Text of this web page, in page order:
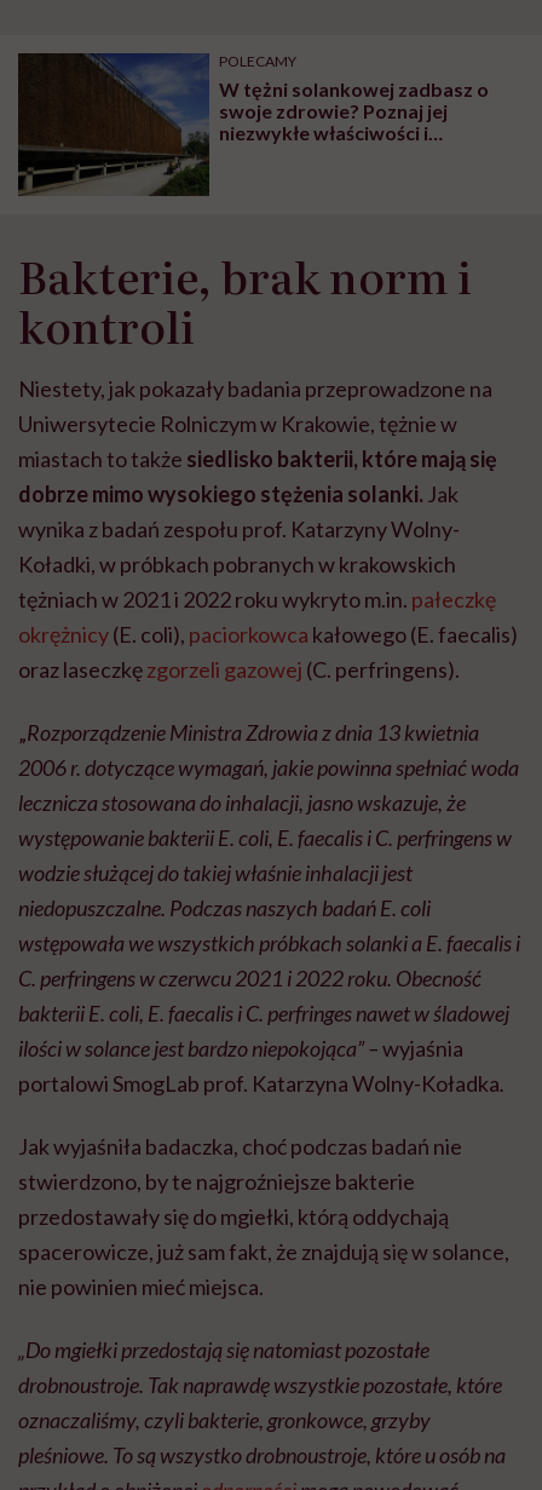
POLECAMY
W tężni solankowej zadbasz o
swoje zdrowie? Poznaj jej
niezwykłe właściwości i
Bakterie, brak norm i
kontroli
Niestety, jak pokazały badania przeprowadzone na
Uniwersytecie Rolniczym w Krakowie, tężnie w
miastach to także siedlisko bakterii, które mają się
dobrze mimo wysokiego stężenia solanki. Jak
wynika z badań zespołu prof. Katarzyny Wolny-
Koładki, w próbkach pobranych w krakowskich
tężniach w 2021 i 2022 roku wykryto m.in. pałeczkę
okrężnicy(E. coli), paciorkowca kałowego (E. faecalis)
oraz laseczkęzgorzeli gazowej (C. perfringens).
„Rozporządzenie Ministra Zdrowia z dnia 13 kwietnia
2006 r. dotyczące wymagań, jakie powinna spełniać woda
lecznicza stosowana do inhalacji, jasno wskazuje, że
występowanie bakterii E. coli, E. faecalis i C. perfringens w
wodzie służącej do takiej właśnie inhalacji jest
niedopuszczalne. Podczas naszych badań E. coli
wstępowała we wszystkich próbkach solanki a E. faecalis i
C. perfringens w czerwcu 2021 i 2022 roku. Obecność
bakterii E. coli, E. faecalis i C. perfringes nawet w śladowej
ilości w solance jest bardzo niepokojąca” –wyjaśnia
portalowi SmogLab prof. Katarzyna Wolny-Koładka.
Jak wyjaśniła badaczka, choć podczas badań nie
stwierdzono, by te najgroźniejsze bakterie
przedostawały się do mgiełki, którą oddychają
spacerowicze, już sam fakt, że znajdują się w solance,
nie powinien mieć miejsca.
„Do mgiełki przedostają się natomiast pozostałe
drobnoustroje. Tak naprawdę wszystkie pozostałe, które
oznaczaliśmy, czyli bakterie, gronkowce, grzyby
pleśniowe. To są wszystko drobnoustroje, które u osób na